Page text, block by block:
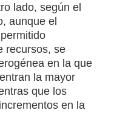
lado, según el
aunque el
recursos, se
en la que
la mayor
que los
en la